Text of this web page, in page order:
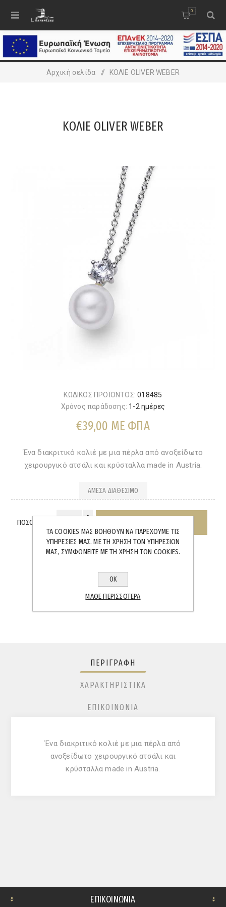
0
Αρχική σελίδα / ΚΟΛΙΕ OLIVER WEBER
ΚΟΛΙΕ OLIVER WEBER
ΚΩΔΙΚΟΣ ΠΡΟΪΟΝΤΟΣ: 018485
Χρόνος παράδοσης: 1-2 ημέρες
€39,00 ΜΕ ΦΠΑ
Ένα διακριτικό κολιέ με μια πέρλα από ανοξείδωτο
χειρουργικό ατσάλι και κρύσταλλα made in Austria.
ΆΜΕΣΑ ΔΙΑΘΈΣΙΜΟ
ΠΟΣΌΤΗΤΑ:
ΠΕΡΙΓΡΑΦΉ
ΧΑΡΑΚΤΗΡΙΣΤΙΚΆ
ΕΠΙΚΟΙΝΩΝΊΑ
Ένα διακριτικό κολιέ με μια πέρλα από
ανοξείδωτο χειρουργικό ατσάλι και
κρύσταλλα made in Austria.
ΕΠΙΚΟΙΝΩΝΊΑ
ΤΑ COOKIES ΜΑΣ ΒΟΗΘΟΎΝ ΝΑ ΠΑΡΈΧΟΥΜΕ ΤΙΣ
ΥΠΗΡΕΣΊΕΣ ΜΑΣ. ΜΕ ΤΗ ΧΡΉΣΗ ΤΩΝ ΥΠΗΡΕΣΙΏΝ
ΜΑΣ, ΣΥΜΦΩΝΕΊΤΕ ΜΕ ΤΗ ΧΡΉΣΗ ΤΩΝ COOKIES.
ΟΚ
ΜΆΘΕ ΠΕΡΙΣΣΌΤΕΡΑ